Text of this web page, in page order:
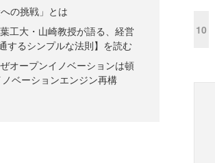
の挑戦」とは
工大・山崎教授が語る、経営
するシンプルな法則】を読む
オープンイノベーションは頓
ベーションエンジン再構
10